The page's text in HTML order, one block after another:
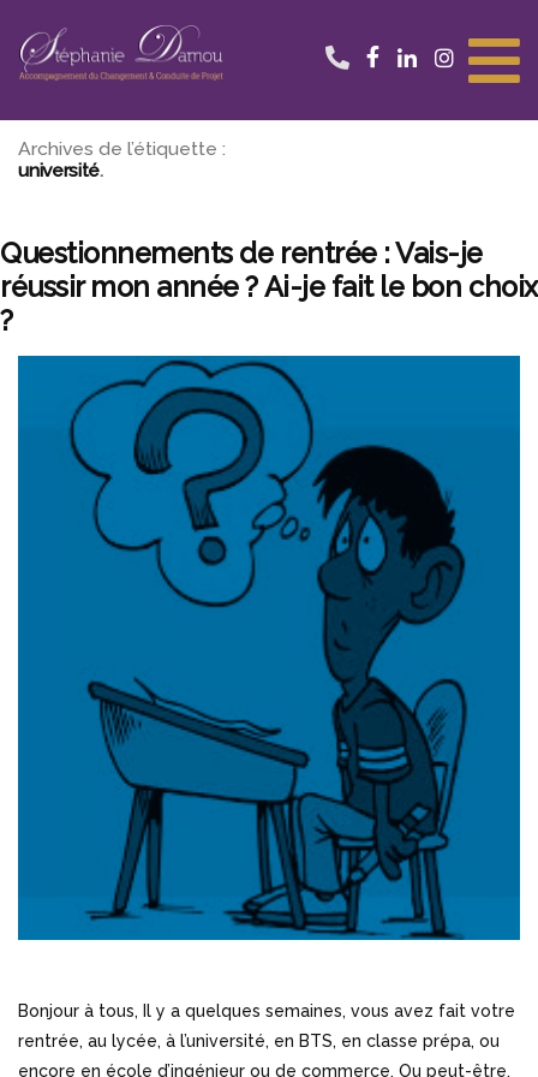
contenu
Archives de l’étiquette :
université
Questionnements de rentrée : Vais-je
réussir mon année ? Ai-je fait le bon choix
?
Bonjour à tous, Il y a quelques semaines, vous avez fait votre
rentrée, au lycée, à l’université, en BTS, en classe prépa, ou
encore en école d’ingénieur ou de commerce. Ou peut-être,